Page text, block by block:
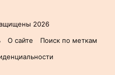
2026
О сайте
Поиск по меткам